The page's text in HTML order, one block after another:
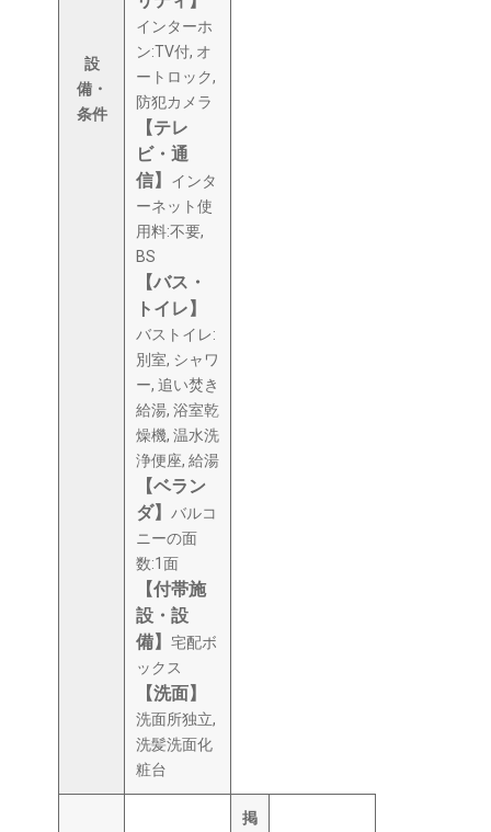
設
備・
条件
インターホ
ン:TV付, オ
ートロック,
防犯カメラ
【テレ
ビ・通
信】
インタ
ーネット使
用料:不要,
BS
【バス・
トイレ】
バストイレ:
別室, シャワ
ー, 追い焚き
給湯, 浴室乾
燥機, 温水洗
浄便座, 給湯
【ベラン
ダ】バルコ
ニーの面
数:1面
【付帯施
設・設
備】宅配ボ
ックス
【洗面】
洗面所独立,
洗髪洗面化
粧台
掲